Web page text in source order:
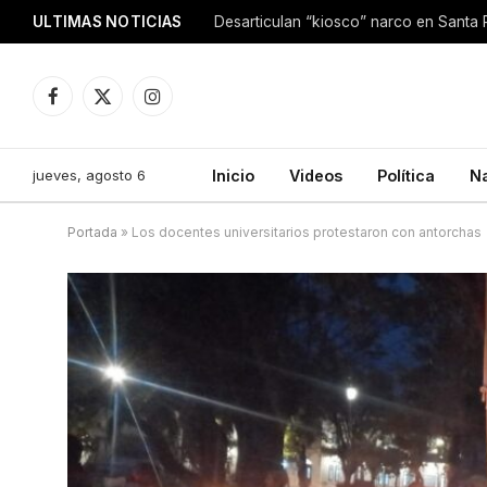
ULTIMAS NOTICIAS
Facebook
X
Instagram
jueves, agosto 6 Inicio Videos Política
Portada » Los docentes universitarios protestaron con antorchas